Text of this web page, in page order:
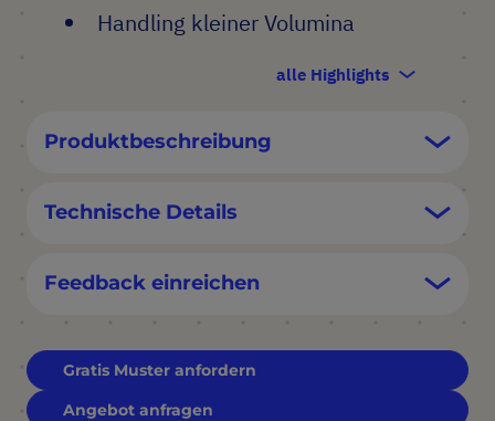
Handling kleiner Volumina
alle Highlights
Produktbeschreibung
Technische Details
Feedback einreichen
Gratis Muster anfordern
Angebot anfragen